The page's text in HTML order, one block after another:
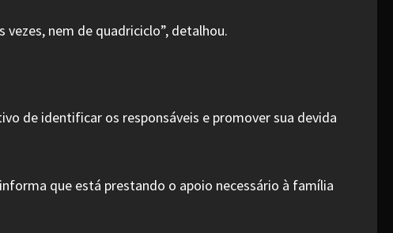
nem de quadriciclo”, detalhou.
de identificar os responsáveis e promover sua devida
que está prestando o apoio necessário à família